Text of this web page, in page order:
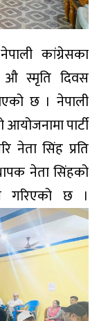
कांग्रेसका
स्मृति दिवस
छ । नेपाली
पार्टी
नेता सिंह प्रति
नेता सिंहको
गरिएको छ ।